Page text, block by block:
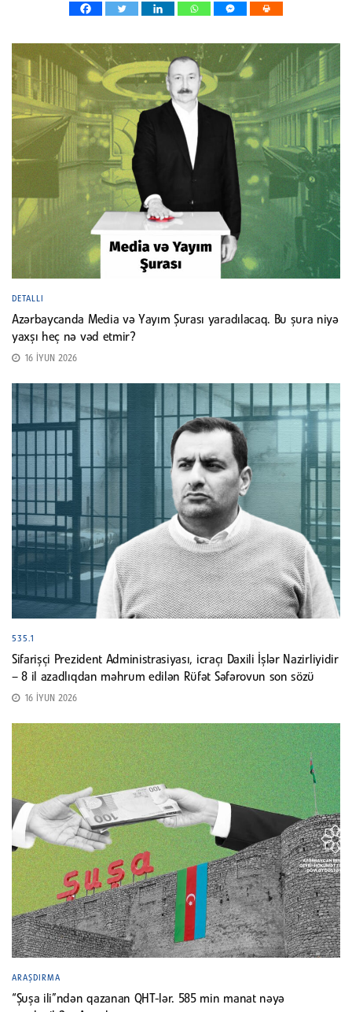
DETALLI
Azərbaycanda Media və Yayım Şurası yaradılacaq. Bu şura niyə
yaxşı heç nə vəd etmir?
16 İYUN 2026
535.1
Sifarişçi Prezident Administrasiyası, icraçı Daxili İşlər Nazirliyidir
– 8 il azadlıqdan məhrum edilən Rüfət Səfərovun son sözü
16 İYUN 2026
ARAŞDIRMA
“Şuşa ili”ndən qazanan QHT-lər. 585 min manat nəyə